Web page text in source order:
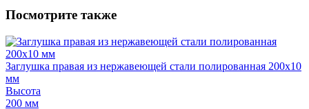
Посмотрите также
Заглушка правая из нержавеющей стали полированная 200х10
мм
Высота
200 мм